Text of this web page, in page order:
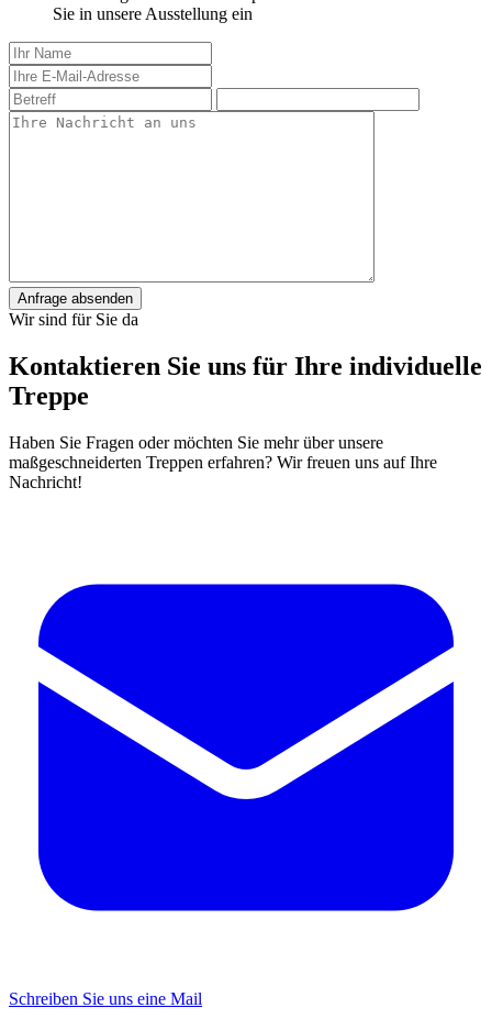
Sie in unsere Ausstellung ein
Anfrage absenden
Wir sind für Sie da
Kontaktieren Sie uns für Ihre individuelle
Treppe
Haben Sie Fragen oder möchten Sie mehr über unsere
maßgeschneiderten Treppen erfahren? Wir freuen uns auf Ihre
Nachricht!
Schreiben Sie uns eine Mail